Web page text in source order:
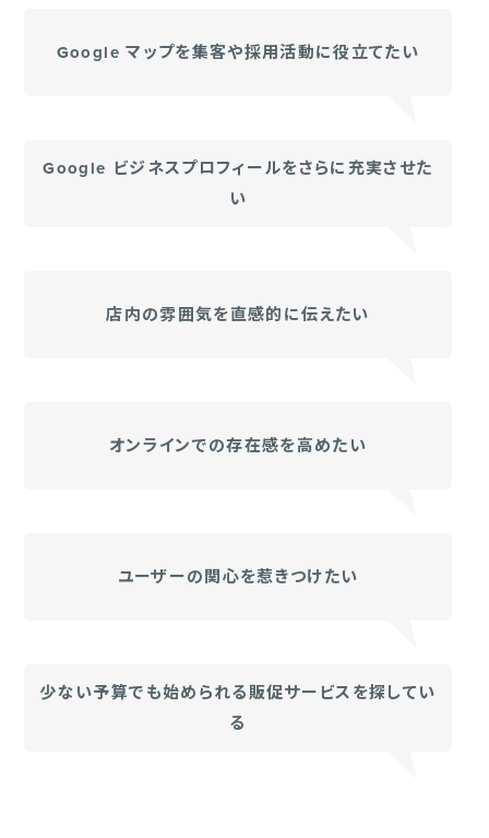
Google マップを集客や採用活動に役立てたい
Google ビジネスプロフィールをさらに充実させた
い
店内の雰囲気を直感的に伝えたい
オンラインでの存在感を高めたい
ユーザーの関心を惹きつけたい
少ない予算でも始められる販促サービスを探してい
る